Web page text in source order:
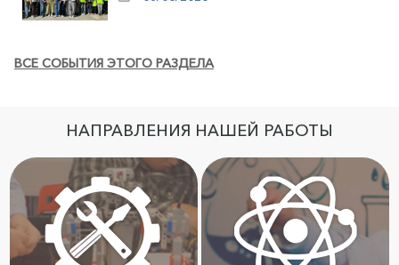
ВСЕ СОБЫТИЯ ЭТОГО РАЗДЕЛА
НАПРАВЛЕНИЯ НАШЕЙ РАБОТЫ